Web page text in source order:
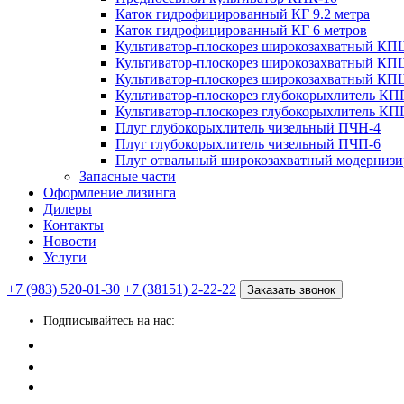
Каток гидрофицированный КГ 9.2 метра
Каток гидрофицированный КГ 6 метров
Культиватор-плоскорез широкозахватный
Культиватор-плоскорез широкозахватный
Культиватор-плоскорез широкозахватный
Культиватор-плоскорез глубокорыхлитель
Культиватор-плоскорез глубокорыхлитель
Плуг глубокорыхлитель чизельный ПЧН-4
Плуг глубокорыхлитель чизельный ПЧП-6
Плуг отвальный широкозахватный
Запасные части
Оформление лизинга
Дилеры
Контакты
Новости
Услуги
+7 (983) 520-01-30 +7 (38151) 2-22-22 Заказать звонок
Подписывайтесь на нас: